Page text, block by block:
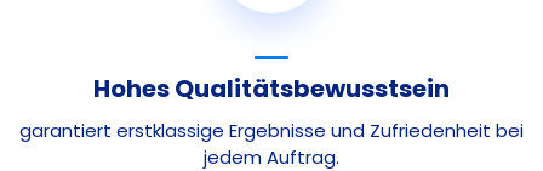
Hohes Qualitätsbewusstsein
garantiert erstklassige Ergebnisse und Zufriedenheit bei
jedem Auftrag.